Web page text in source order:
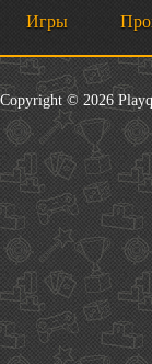
Игры
Copyright © 2026